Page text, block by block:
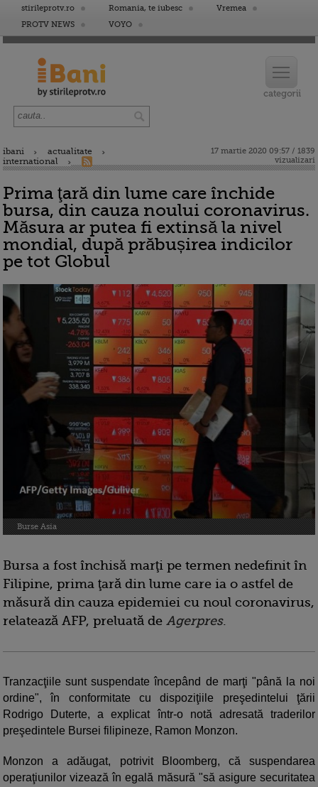
stirileprotv.ro Romania, te iubesc
Vremea
PROTV NEWS
VOYO
ibani
actualitate
international
17 martie 2020 09:57 / 1839
vizualizari
Prima ţară din lume care închide
bursa, din cauza noului coronavirus.
Măsura ar putea fi extinsă la nivel
mondial, după prăbușirea indicilor
pe tot Globul
Burse Asia
Bursa a fost închisă marţi pe termen nedefinit în
Filipine, prima ţară din lume care ia o astfel de
măsură din cauza epidemiei cu noul coronavirus,
relatează AFP, preluată de Agerpres.
Tranzacţiile sunt suspendate începând de marţi "până la noi
ordine", în conformitate cu dispoziţiile preşedintelui ţării
Rodrigo Duterte, a explicat într-o notă adresată traderilor
preşedintele Bursei filipineze, Ramon Monzon.
Monzon a adăugat, potrivit Bloomberg, că suspendarea
operaţiunilor vizează în egală măsură "să asigure securitatea